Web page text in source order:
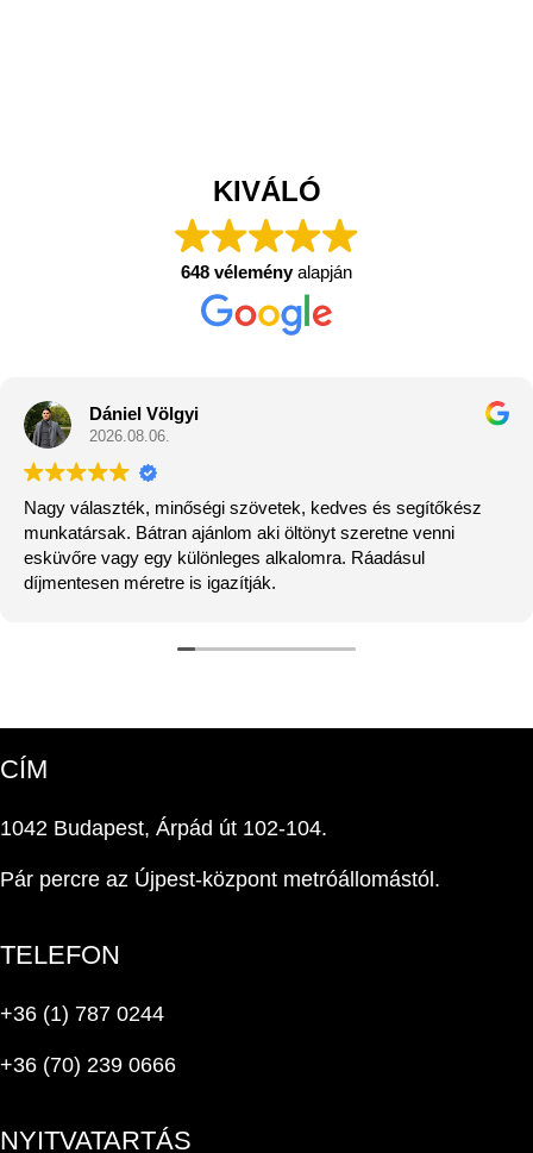
KIVÁLÓ
648 véleményalapján
Dániel Völgyi
2026.08.06.
Nagy választék, minőségi szövetek, kedves és segítőkész
munkatársak. Bátran ajánlom aki öltönyt szeretne venni
esküvőre vagy egy különleges alkalomra. Ráadásul
díjmentesen méretre is igazítják.
CÍM
1042 Budapest, Árpád út 102-104.
Pár percre az Újpest-központ metróállomástól.
TELEFON
+36 (1) 787 0244
+36 (70) 239 0666
NYITVATARTÁS